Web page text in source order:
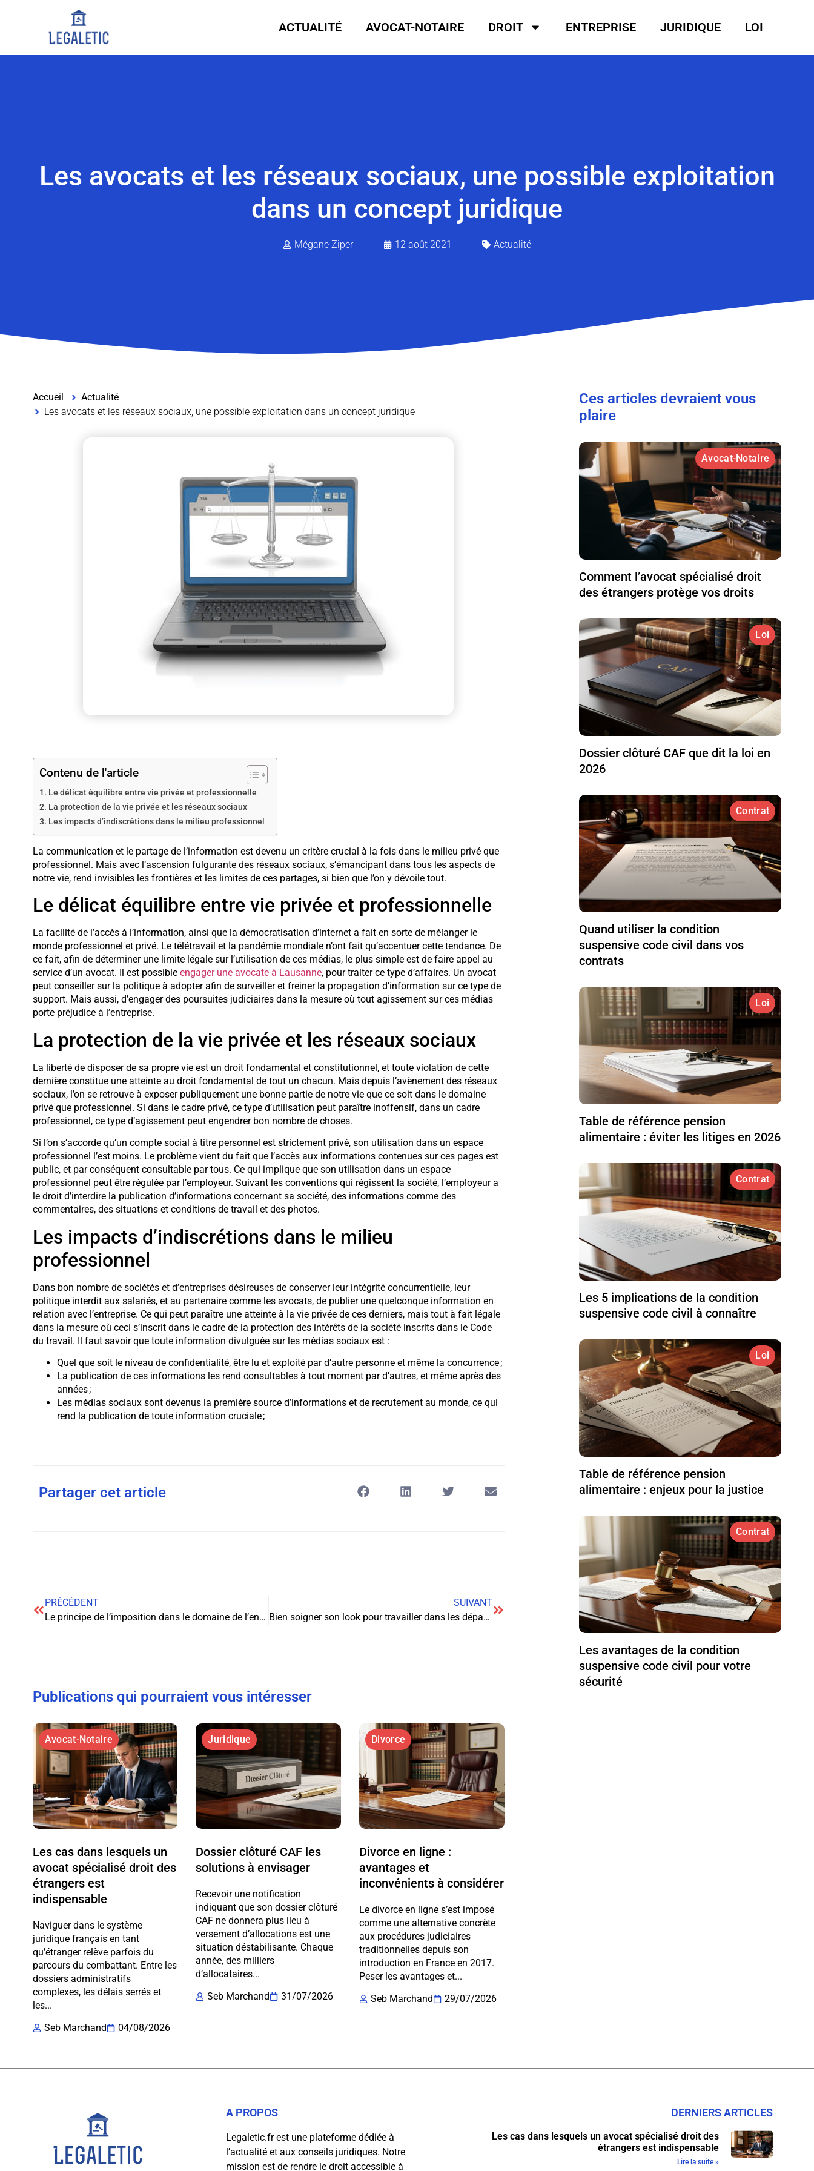
ACTUALITÉ AVOCAT-NOTAIRE DROIT ENTREPRISE JURIDIQUE LOI
Les avocats et les réseaux sociaux, une possible exploitation
dans un concept juridique
Mégane Ziper 12 août 2021 Actualité
Accueil
Actualité
Les avocats et les réseaux sociaux, une possible exploitation dans un concept juridique
Contenu de l'article
Le délicat équilibre entre vie privée et professionnelle
La protection de la vie privée et les réseaux sociaux
Les impacts d’indiscrétions dans le milieu professionnel
La communication et le partage de l’information est devenu un critère crucial à la fois dans le milieu privé que
professionnel. Mais avec l’ascension fulgurante des réseaux sociaux, s’émancipant dans tous les aspects de
notre vie, rend invisibles les frontières et les limites de ces partages, si bien que l’on y dévoile tout.
Le délicat équilibre entre vie privée et professionnelle
La facilité de l’accès à l’information, ainsi que la démocratisation d’internet a fait en sorte de mélanger le
monde professionnel et privé. Le télétravail et la pandémie mondiale n’ont fait qu’accentuer cette tendance. De
ce fait, afin de déterminer une limite légale sur l’utilisation de ces médias, le plus simple est de faire appel au
service d’un avocat. Il est possible engager une avocate à Lausanne, pour traiter ce type d’affaires. Un avocat
peut conseiller sur la politique à adopter afin de surveiller et freiner la propagation d’information sur ce type de
support. Mais aussi, d’engager des poursuites judiciaires dans la mesure où tout agissement sur ces médias
porte préjudice à l’entreprise.
La protection de la vie privée et les réseaux sociaux
La liberté de disposer de sa propre vie est un droit fondamental et constitutionnel, et toute violation de cette
dernière constitue une atteinte au droit fondamental de tout un chacun. Mais depuis l’avènement des réseaux
sociaux, l’on se retrouve à exposer publiquement une bonne partie de notre vie que ce soit dans le domaine
privé que professionnel. Si dans le cadre privé, ce type d’utilisation peut paraître inoffensif, dans un cadre
professionnel, ce type d’agissement peut engendrer bon nombre de choses.
Si l’on s’accorde qu’un compte social à titre personnel est strictement privé, son utilisation dans un espace
professionnel l’est moins. Le problème vient du fait que l’accès aux informations contenues sur ces pages est
public, et par conséquent consultable par tous. Ce qui implique que son utilisation dans un espace
professionnel peut être régulée par l’employeur. Suivant les conventions qui régissent la société, l’employeur a
le droit d’interdire la publication d’informations concernant sa société, des informations comme des
commentaires, des situations et conditions de travail et des photos.
Les impacts d’indiscrétions dans le milieu
professionnel
Dans bon nombre de sociétés et d’entreprises désireuses de conserver leur intégrité concurrentielle, leur
politique interdit aux salariés, et au partenaire comme les avocats, de publier une quelconque information en
relation avec l’entreprise. Ce qui peut paraître une atteinte à la vie privée de ces derniers, mais tout à fait légale
dans la mesure où ceci s’inscrit dans le cadre de la protection des intérêts de la société inscrits dans le Code
du travail. Il faut savoir que toute information divulguée sur les médias sociaux est :
Quel que soit le niveau de confidentialité, être lu et exploité par d’autre personne et même la concurrence ;
La publication de ces informations les rend consultables à tout moment par d’autres, et même après des
années ;
Les médias sociaux sont devenus la première source d’informations et de recrutement au monde, ce qui
rend la publication de toute information cruciale ;
Partager cet article
PRÉCÉDENT
Le principe de l’imposition dans le domaine de l’entreprise
SUIVANT
Bien soigner son look pour travailler dans les départements juridiques
Publications qui pourraient vous intéresser
Avocat-Notaire
Les cas dans lesquels un
avocat spécialisé droit des
étrangers est
indispensable
Naviguer dans le système
juridique français en tant
qu’étranger relève parfois du
parcours du combattant. Entre les
dossiers administratifs
complexes, les délais serrés et
les...
Seb Marchand
04/08/2026
Juridique
Dossier clôturé CAF les
solutions à envisager
Recevoir une notification
indiquant que son dossier clôturé
CAF ne donnera plus lieu à
versement d’allocations est une
situation déstabilisante. Chaque
année, des milliers
d’allocataires...
Seb Marchand
31/07/2026
Divorce
Divorce en ligne :
avantages et
inconvénients à considérer
Le divorce en ligne s’est imposé
comme une alternative concrète
aux procédures judiciaires
traditionnelles depuis son
introduction en France en 2017.
Peser les avantages et...
Seb Marchand
29/07/2026
Ces articles devraient vous
plaire
Avocat-Notaire
Comment l’avocat spécialisé droit
des étrangers protège vos droits
Loi
Dossier clôturé CAF que dit la loi en
2026
Contrat
Quand utiliser la condition
suspensive code civil dans vos
contrats
Loi
Table de référence pension
alimentaire : éviter les litiges en 2026
Contrat
Les 5 implications de la condition
suspensive code civil à connaître
Loi
Table de référence pension
alimentaire : enjeux pour la justice
Contrat
Les avantages de la condition
suspensive code civil pour votre
sécurité
A PROPOS
Legaletic.fr est une plateforme dédiée à
l’actualité et aux conseils juridiques. Notre
mission est de rendre le droit accessible à
DERNIERS ARTICLES
Les cas dans lesquels un avocat spécialisé droit des
étrangers est indispensable
Lire la suite »